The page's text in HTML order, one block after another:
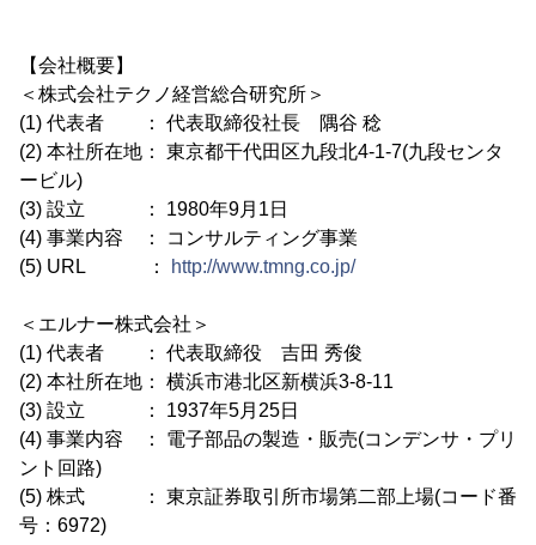
【会社概要】
＜株式会社テクノ経営総合研究所＞
(1) 代表者 ： 代表取締役社長 隅谷 稔
(2) 本社所在地： 東京都干代田区九段北4-1-7(九段センタ
ービル)
(3) 設立 ： 1980年9月1日
(4) 事業内容 ： コンサルティング事業
(5) URL ：
http://www.tmng.co.jp/
＜エルナー株式会社＞
(1) 代表者 ： 代表取締役 吉田 秀俊
(2) 本社所在地： 横浜市港北区新横浜3-8-11
(3) 設立 ： 1937年5月25日
(4) 事業内容 ： 電子部品の製造・販売(コンデンサ・プリ
ント回路)
(5) 株式 ： 東京証券取引所市場第二部上場(コード番
号：6972)